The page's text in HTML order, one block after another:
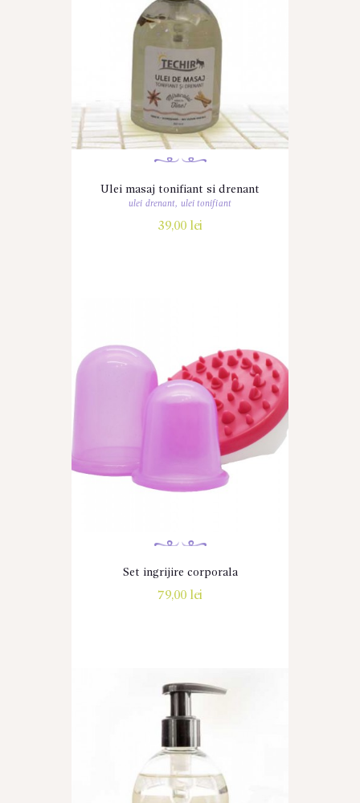
Ulei masaj tonifiant si drenant
ulei drenant, ulei tonifiant
39,00 lei
Set ingrijire corporala
79,00 lei